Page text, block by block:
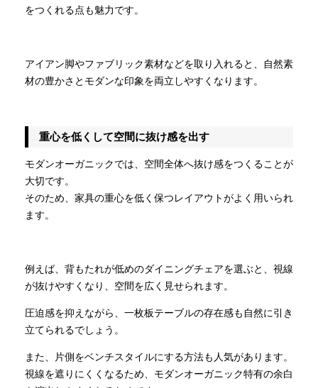
をつくれる点も魅力です。
アイアン脚やファブリック素材などを取り入れると、自然素
材の豊かさとモダンな印象を両立しやすくなります。
重心を低くして空間に抜け感を出す
モダンオーガニックでは、空間全体へ抜け感をつくることが
大切です。
そのため、家具の重心を低く保つレイアウトがよく用いられ
ます。
例えば、背もたれが低めのダイニングチェアを選ぶと、視線
が抜けやすくなり、空間を広く見せられます。
圧迫感を抑えながら、一枚板テーブルの存在感も自然に引き
立てられるでしょう。
また、片側をベンチスタイルにする方法も人気があります。
視線を遮りにくくなるため、モダンオーガニック特有の余白